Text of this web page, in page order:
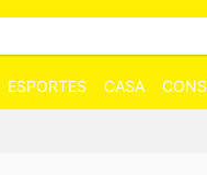
ESPORTES CASA